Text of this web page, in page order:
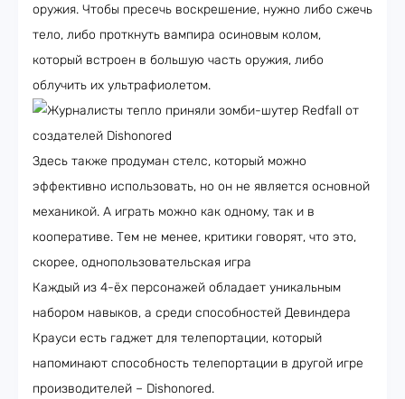
оружия. Чтобы пресечь воскрешение, нужно либо сжечь
тело, либо проткнуть вампира осиновым колом,
который встроен в большую часть оружия, либо
облучить их ультрафиолетом.
Здесь также продуман стелс, который можно
эффективно использовать, но он не является основной
механикой. А играть можно как одному, так и в
кооперативе. Тем не менее, критики говорят, что это,
скорее, однопользовательская игра
Каждый из 4-ёх персонажей обладает уникальным
набором навыков, а среди способностей Девиндера
Крауси есть гаджет для телепортации, который
напоминают способность телепортации в другой игре
производителей – Dishonored.